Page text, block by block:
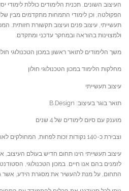
העיצוב השונים. תכנית הלימודים כוללת לימודי
הפקולטה, וכן לימודי התמחות מתקדמים מבין
תעשייתי, עיצוב פנים ועיצוב תקשורת חזותית.
ולמצוינות בהוראה ובמחקר עדכני ומתקדם‫.
משך הלימודים לתואר ראשון במכון הטכנולוגי חולון הוא
מחלקות הלימוד במכון הטכנולוגי חולון
עיצוב תעשייתי
תואר בוגר בעיצוב: B.Design
מוענק עם סיום לימודים של 4 שנים
וצבירת כ-140 נקודות זכות לפחות, המחולקים לאורך כל שנות הלימוד.
עיצוב תעשייתי הינו תחום חדיש בעולם
לזמנים בהם אנו חיים. במכון הטכנולוגי,
התחום, על מנת להעשיר את מסגרת הידע, אשר